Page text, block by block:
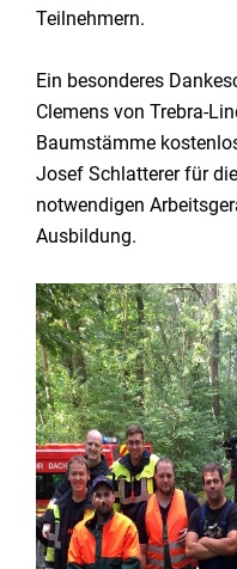
Teilnehmern.
Ein besonderes
Clemens von Trebra-
Baumstämme
Josef Schlatterer für
notwendigen
Ausbildung.